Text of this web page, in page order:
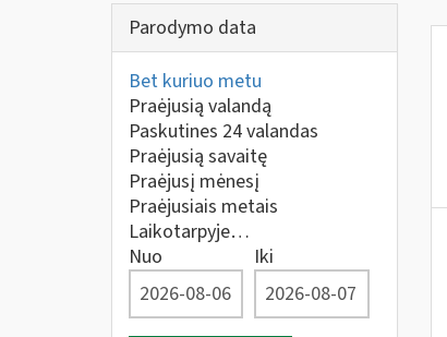
Parodymo data
Bet kuriuo metu
Praėjusią valandą
Paskutines 24 valandas
Praėjusią savaitę
Praėjusį mėnesį
Praėjusiais metais
Laikotarpyje…
Nuo
Iki